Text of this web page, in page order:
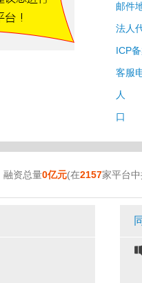
邮件
法人
ICP
客服
人
口
融资总量0亿元(在2157家平台